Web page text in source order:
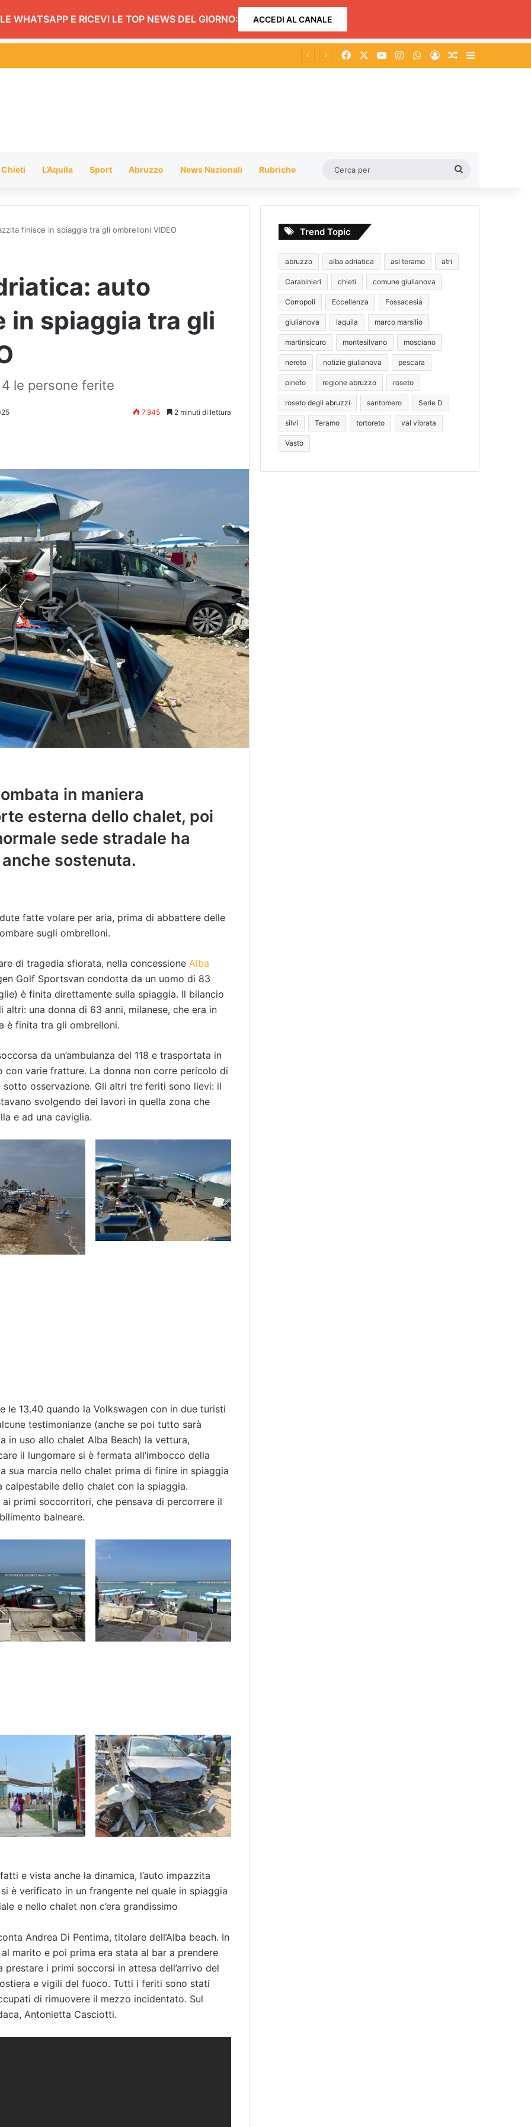
WHATSAPP E RICEVI LE TOP NEWS DEL GIORNO: ACCEDI AL CANALE
del Soccorso Alpino: interventi sul Monte Cagno e alla Grotta del Cavallone Facebook You TubeInstagramWhatsApp
AccediUn articolo a
Chieti L’Aquila Sport Abruzzo News Nazionali Rubriche
finisce in spiaggia tra gli ombrelloni VIDEO
auto
in spiaggia tra gli
le persone ferite
7.945 2 minuti di lettura
in maniera
esterna dello chalet, poi
sede stradale ha
sostenuta.
fatte volare per aria, prima di abbattere delle
sugli ombrelloni.
di tragedia sfiorata, nella concessione Alba
Golf Sportsvan condotta da un uomo di 83
è finita direttamente sulla spiaggia. Il bilancio
una donna di 63 anni, milanese, che era in
è finita tra gli ombrelloni.
da un’ambulanza del 118 e trasportata in
con varie fratture. La donna non corre pericolo di
osservazione. Gli altri tre feriti sono lievi: il
svolgendo dei lavori in quella zona che
e ad una caviglia.
le 13.40 quando la Volkswagen con in due turisti
testimonianze (anche se poi tutto sarà
in uso allo chalet Alba Beach) la vettura,
il lungomare si è fermata all’imbocco della
sua marcia nello chalet prima di finire in spiaggia
dello chalet con la spiaggia.
ai primi soccorritori, che pensava di percorrere il
balneare.
e vista anche la dinamica, l’auto impazzita
è verificato in un frangente nel quale in spiaggia
e nello chalet non c’era grandissimo
Andrea Di Pentima, titolare dell’Alba beach. In
marito e poi prima era stata al bar a prendere
i primi soccorsi in attesa dell’arrivo del
e vigili del fuoco. Tutti i feriti sono stati
di rimuovere il mezzo incidentato. Sul
Antonietta Casciotti.
Trend Topic
abruzzo alba adriatica asl teramo atri
Carabinieri chieti comune giulianova
Corropoli Eccellenza Fossacesia
giulianova laquila marco marsilio
martinsicuro montesilvano mosciano
nereto notizie giulianova pescara
pineto regione abruzzo roseto
roseto degli abruzzi santomero Serie D
silvi Teramo tortoreto val vibrata
Vasto